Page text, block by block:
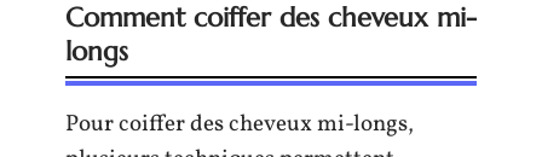
Comment coiffer des cheveux mi-
longs
Pour coiffer des cheveux mi-longs,